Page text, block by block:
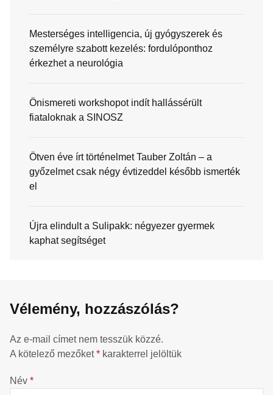
Mesterséges intelligencia, új gyógyszerek és
személyre szabott kezelés: fordulóponthoz
érkezhet a neurológia
Önismereti workshopot indít hallássérült
fiataloknak a SINOSZ
Ötven éve írt történelmet Tauber Zoltán – a
győzelmet csak négy évtizeddel később ismerték
el
Újra elindult a Sulipakk: négyezer gyermek
kaphat segítséget
Vélemény, hozzászólás?
Az e-mail címet nem tesszük közzé.
A kötelező mezőket* karakterrel jelöltük
Név *